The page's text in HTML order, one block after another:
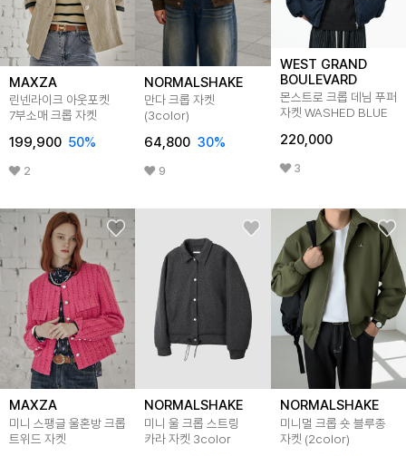
MAXZA
린넨라이크 아웃포켓
7부소매 크롭 자켓
199,900 50%
2
NORMALSHAKE
만다 크롭 자켓
(3color)
64,800 30%
9
WEST GRAND
BOULEVARD
몬스트로 크롭 데님 푸퍼
자켓 WASHED BLUE
220,000
3
MAXZA
미니 스팽글 울혼방 크롭
트위드 자켓
NORMALSHAKE
미니 울 크롭 스트링
카라 자켓 3color
NORMALSHAKE
미니멀 크롭 숏 블루종
자켓 (2color)